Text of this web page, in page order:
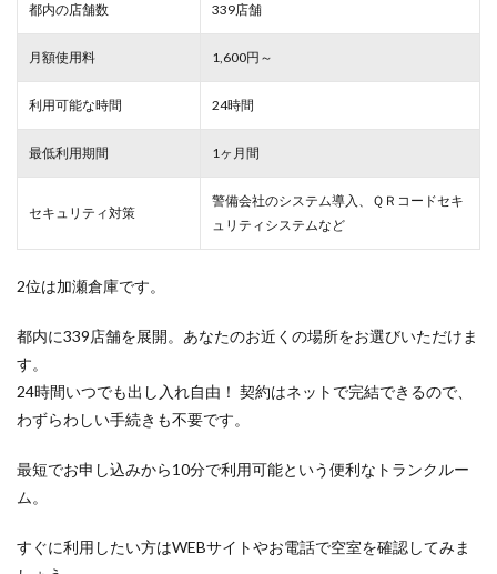
都内の店舗数 339店舗
月額使用料 1,600円～
利用可能な時間 24時間
最低利用期間 1ヶ月間
セキュリティ対策
警備会社のシステム導入、ＱＲコードセキ
ュリティシステムなど
2位は加瀬倉庫です。
都内に339店舗を展開。あなたのお近くの場所をお選びいただけま
す。
24時間いつでも出し入れ自由！ 契約はネットで完結できるので、
わずらわしい手続きも不要です。
最短でお申し込みから10分で利用可能という便利なトランクルー
ム。
すぐに利用したい方はWEBサイトやお電話で空室を確認してみま